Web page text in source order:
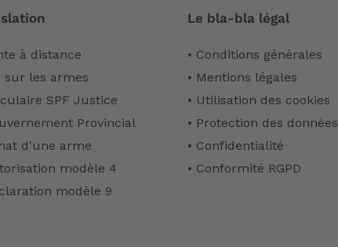
à distance
sur les armes
SPF Justice
Provincial
d'une arme
modèle 4
modèle 9
Le bla-bla légal
• Conditions générales
• Mentions légales
• Utilisation des cookies
• Protection des données
• Confidentialité
• Conformité RGPD